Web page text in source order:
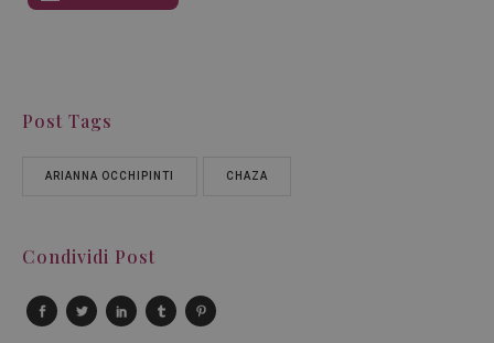
Post Tags
ARIANNA OCCHIPINTI CHAZA
Condividi Post